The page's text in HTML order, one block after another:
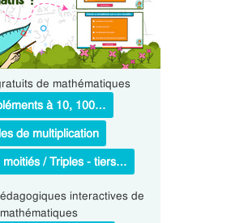
de mathématiques
à 10, 100…
de multiplication
moitiés / Triples - tiers…
interactives de
mathématiques